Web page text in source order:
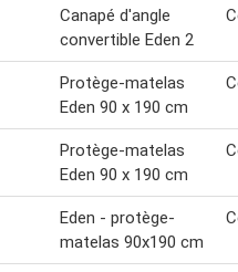
Canapé d'angle
convertible Eden 2
Protège-matelas
Eden 90 x 190 cm
Protège-matelas
Eden 90 x 190 cm
Eden - protège-
matelas 90x190 cm